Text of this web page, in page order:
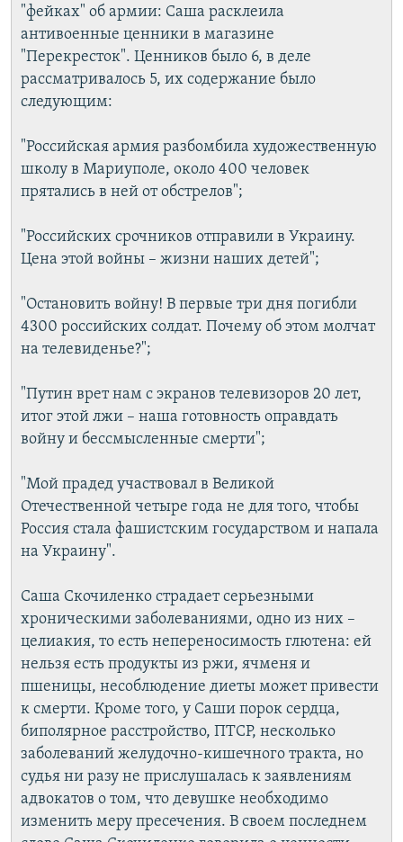
"фейках" об армии: Саша расклеила
антивоенные ценники в магазине
"Перекресток". Ценников было 6, в деле
рассматривалось 5, их содержание было
следующим:
"Российская армия разбомбила художественную
школу в Мариуполе, около 400 человек
прятались в ней от обстрелов";
"Российских срочников отправили в Украину.
Цена этой войны – жизни наших детей";
"Остановить войну! В первые три дня погибли
4300 российских солдат. Почему об этом молчат
на телевиденье?";
"Путин врет нам с экранов телевизоров 20 лет,
итог этой лжи – наша готовность оправдать
войну и бессмысленные смерти";
"Мой прадед участвовал в Великой
Отечественной четыре года не для того, чтобы
Россия стала фашистским государством и напала
на Украину".
Саша Скочиленко страдает серьезными
хроническими заболеваниями, одно из них –
целиакия, то есть непереносимость глютена: ей
нельзя есть продукты из ржи, ячменя и
пшеницы, несоблюдение диеты может привести
к смерти. Кроме того, у Саши порок сердца,
биполярное расстройство, ПТСР, несколько
заболеваний желудочно-кишечного тракта, но
судья ни разу не прислушалась к заявлениям
адвокатов о том, что девушке необходимо
изменить меру пресечения. В своем последнем